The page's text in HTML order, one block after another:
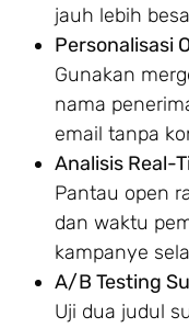
jauh lebih
Personalisasi
Gunakan
nama
email tanpa
Analisis Real-
Pantau open
dan waktu
kampanye
A/B Testing
Uji dua judul